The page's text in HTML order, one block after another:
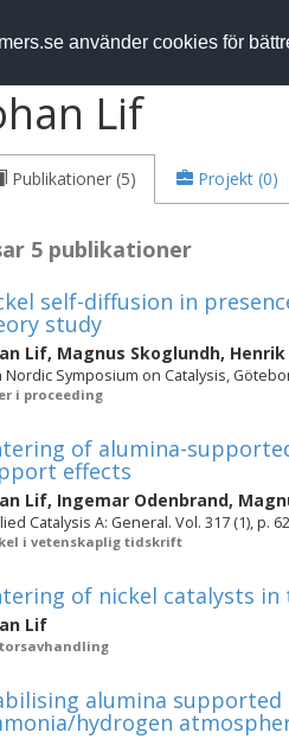
använder cookies för
.chalmers.se
Lif
Publikationer (5) Projekt (0)
5 publikationer
self-diffusion in
study
Lif, Magnus Skoglundh,
Nordic Symposium on Catalysis,
i proceeding
of alumina-
effects
Lif, Ingemar Odenbrand,
Catalysis A: General. Vol. 317 (1), p.
i vetenskaplig tidskrift
of nickel catalysts in
Lif
alumina
hydrogen